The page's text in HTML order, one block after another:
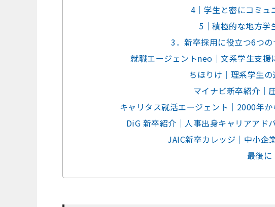
4｜学生と密にコミュ
5｜積極的な地方学
3．新卒採用に役立つ6つの
就職エージェントneo｜文系学生支
ちほりけ｜理系学生
マイナビ新卒紹介｜
キャリタス就活エージェント｜2000年
DiG 新卒紹介｜人事出身キャリアアド
JAIC新卒カレッジ｜中小企
最後に